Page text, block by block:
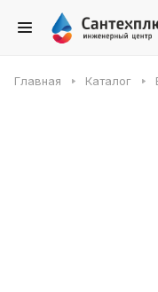
Главная Каталог